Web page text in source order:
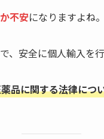
不安になりますよね。
安全に個人輸入を
品に関する法律につ